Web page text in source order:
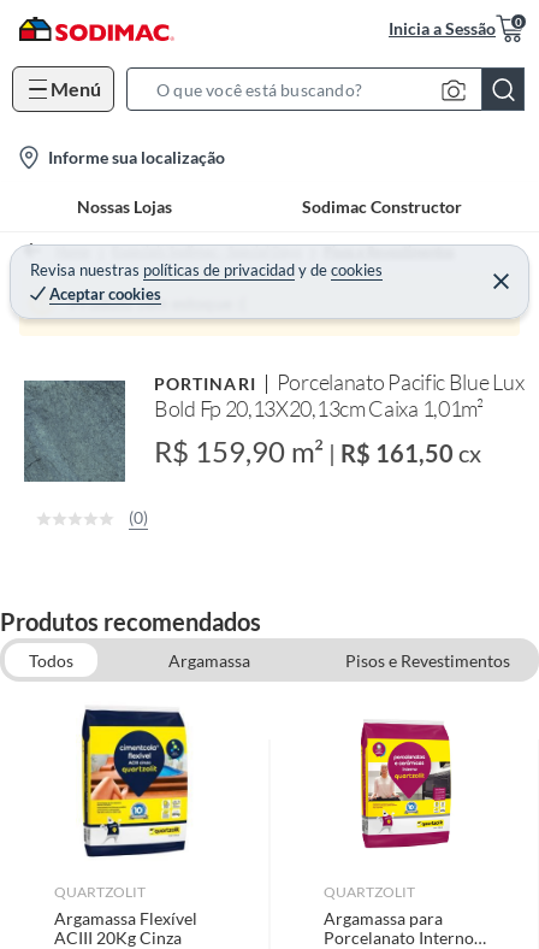
Inicia a Sessão 0
Menú
S
c
h
B
r
a
o
Informe sua localização
Nossas Lojas Sodimac Constructor
Revisa nuestras políticas de privacidadydecookies
Aceptar cookies
Home Especiais Sodimac - Special Days Pisos e Revestimentos
Produto sem estoque :(
PORTINARI
Porcelanato Pacific Blue Lux
Bold Fp 20,13X20,13cm Caixa 1,01m²
R$ 159,90 m² | R$ 161,50 cx
(0)
Produtos recomendados
Todos Argamassa
Pisos e Revestimentos
Porcelanato
QUARTZOLIT
Argamassa Flexível
ACIII 20Kg Cinza
QUARTZOLIT
Argamassa para
Porcelanato Interno